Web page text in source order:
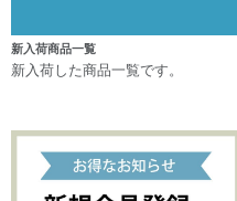
新入荷商品一覧
新入荷した商品一覧です。